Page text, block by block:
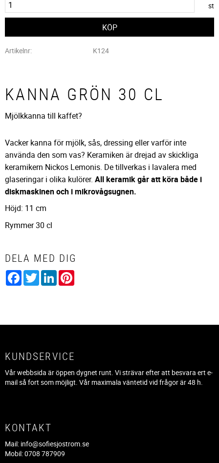
st
Artikelnr K124
KANNA GRÖN 30 CL
Mjölkkanna till kaffet?
Vacker kanna för mjölk, sås, dressing eller varför inte
använda den som vas? Keramiken är drejad av skickliga
keramikern Nickos Lemonis. De tillverkas i lavalera med
glaseringar i olika kulörer. All keramik går att köra både i
diskmaskinen och i mikrovågsugnen.
Höjd: 11 cm
Rymmer 30 cl
DELA MED DIG
Facebook
TwitterLinkedIn
KUNDSERVICE
Vår webbsida är öppen dygnet runt. Vi strävar efter att besvara ert e-
mail så fort som möjligt. Vår maximala väntetid vid frågor är 48 h.
KONTAKT
Mail: info@sofiesjostrom.se
Mobil: 0708 787909